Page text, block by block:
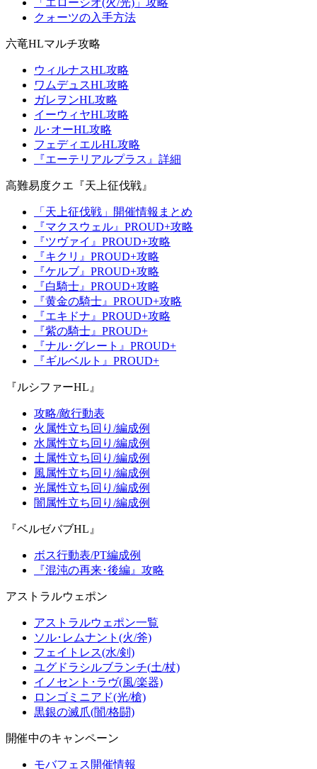
「エローシオ(火/光)」攻略
クォーツの入手方法
六竜HLマルチ攻略
ウィルナスHL攻略
ワムデュスHL攻略
ガレヲンHL攻略
イーウィヤHL攻略
ル･オーHL攻略
フェディエルHL攻略
『エーテリアルプラス』詳細
高難易度クエ『天上征伐戦』
「天上征伐戦」開催情報まとめ
『マクスウェル』PROUD+攻略
『ツヴァイ』PROUD+攻略
『キクリ』PROUD+攻略
『ケルブ』PROUD+攻略
『白騎士』PROUD+攻略
『黄金の騎士』PROUD+攻略
『エキドナ』PROUD+攻略
『紫の騎士』PROUD+
『ナル･グレート』PROUD+
『ギルベルト』PROUD+
『ルシファーHL』
攻略/敵行動表
火属性立ち回り/編成例
水属性立ち回り/編成例
土属性立ち回り/編成例
風属性立ち回り/編成例
光属性立ち回り/編成例
闇属性立ち回り/編成例
『ベルゼバブHL』
ボス行動表/PT編成例
『混沌の再来･後編』攻略
アストラルウェポン
アストラルウェポン一覧
ソル･レムナント(火/斧)
フェイトレス(水/剣)
ユグドラシルブランチ(土/杖)
イノセント･ラヴ(風/楽器)
ロンゴミニアド(光/槍)
黒銀の滅爪(闇/格闘)
開催中のキャンペーン
モバフェス開催情報